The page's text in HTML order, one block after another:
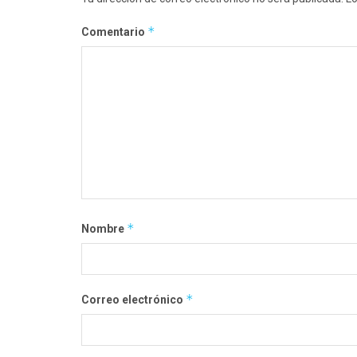
Comentario *
Nombre *
Correo electrónico *